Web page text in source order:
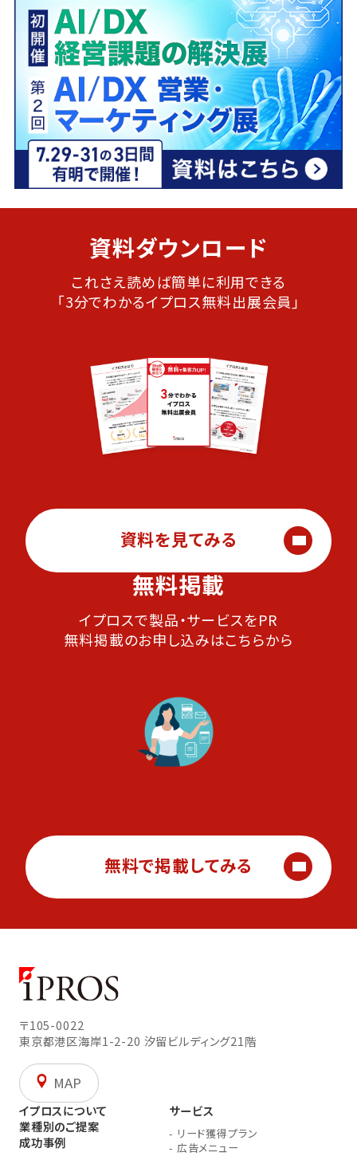
資料ダウンロード
これさえ読めば簡単に利用できる
「3分でわかるイプロス無料出展会員」
資料を見てみる
無料掲載
イプロスで製品・サービスをPR
無料掲載のお申し込みはこちらから
無料で掲載してみる
〒105-0022
東京都港区海岸1-2-20 汐留ビルディング21階
MAP
イプロスについて
業種別のご提案
成功事例
サービス
- リード獲得プラン
- 広告メニュー